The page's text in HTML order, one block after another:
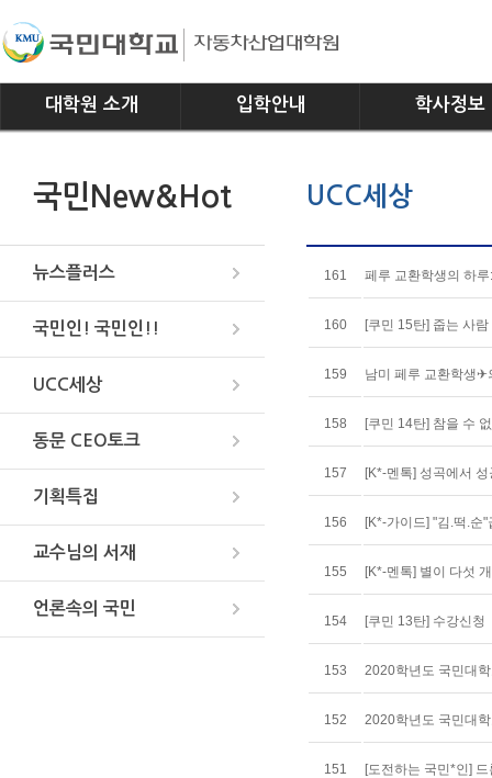
대학원 소개
연혁
입학안내 학사정보
교과과정
국민New&Hot
뉴스플러스
국민인! 국민인!!
UCC세상
동문 CEO토크
기획특집
교수님의 서재
언론속의 국민
UCC세상
161 페루 교환학생의 하
160 [쿠민 15탄] 줍는 사
159 남미 페루 교환학생✈
158 [쿠민 14탄] 참을 수
157 [K*-멘톡] 성곡에서
156 [K*-가이드] "김.떡.순
155 [K*-멘톡] 별이 다섯
154 [쿠민 13탄] 수강신청
153 2020학년도 국민대
152 2020학년도 국민대
151 [도전하는 국민*인]